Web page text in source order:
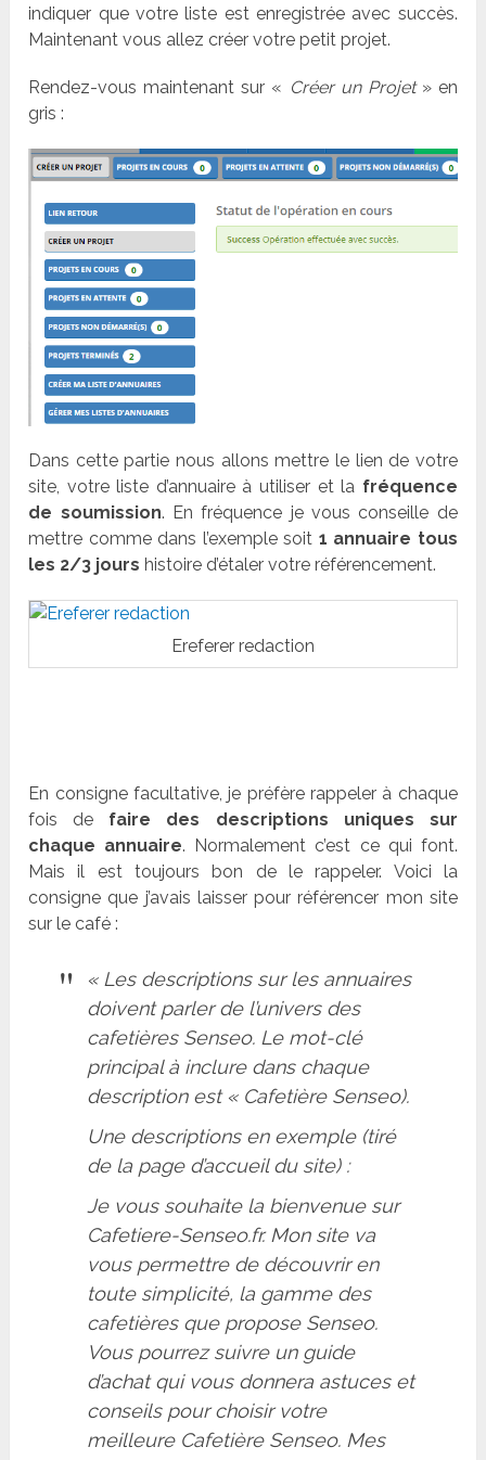
indiquer que votre liste est enregistrée avec succès.
Maintenant vous allez créer votre petit projet.
Rendez-vous maintenant sur « Créer un Projet» en
gris :
Dans cette partie nous allons mettre le lien de votre
site, votre liste d’annuaire à utiliser et la fréquence
de soumission. En fréquence je vous conseille de
mettre comme dans l’exemple soit 1 annuaire tous
les 2/3 jours histoire d’étaler votre référencement.
Ereferer redaction
En consigne facultative, je préfère rappeler à chaque
fois de faire des descriptions uniques sur
chaque annuaire. Normalement c’est ce qui font.
Mais il est toujours bon de le rappeler. Voici la
consigne que j’avais laisser pour référencer mon site
sur le café :
« Les descriptions sur les annuaires
doivent parler de l’univers des
cafetières Senseo. Le mot-clé
principal à inclure dans chaque
description est « Cafetière Senseo).
Une descriptions en exemple (tiré
de la page d’accueil du site) :
Je vous souhaite la bienvenue sur
Cafetiere-Senseo.fr. Mon site va
vous permettre de découvrir en
toute simplicité, la gamme des
cafetières que propose Senseo.
Vous pourrez suivre un guide
d’achat qui vous donnera astuces et
conseils pour choisir votre
meilleure Cafetière Senseo. Mes